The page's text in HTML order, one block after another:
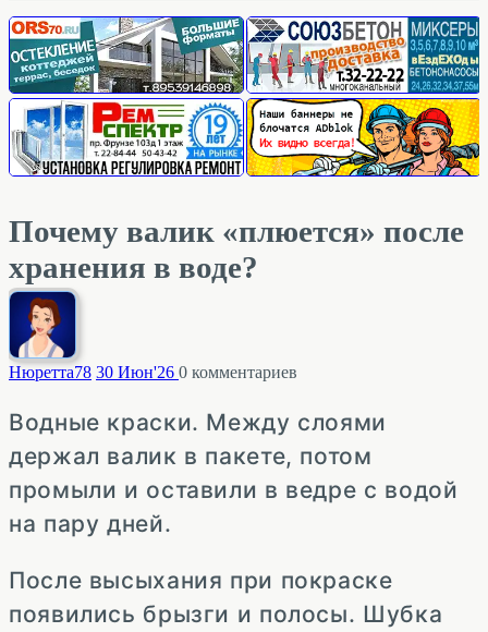
Почему валик «плюется» после
хранения в воде?
Нюретта78 30 Июн'26 0 комментариев
Водные краски. Между слоями
держал валик в пакете, потом
промыли и оставили в ведре с водой
на пару дней.
После высыхания при покраске
появились брызги и полосы. Шубка